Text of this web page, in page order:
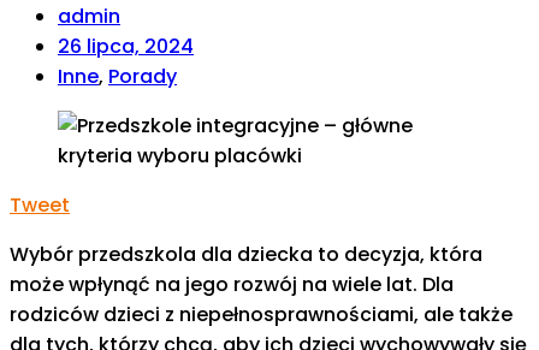
admin
26 lipca, 2024
Inne, Porady
Tweet
Wybór przedszkola dla dziecka to decyzja, która
może wpłynąć na jego rozwój na wiele lat. Dla
rodziców dzieci z niepełnosprawnościami, ale także
dla tych, którzy chcą, aby ich dzieci wychowywały się